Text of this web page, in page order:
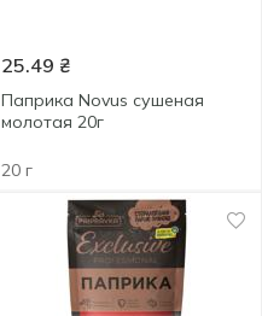
25.49 ₴
Паприка Novus сушеная
молотая 20г
20 г